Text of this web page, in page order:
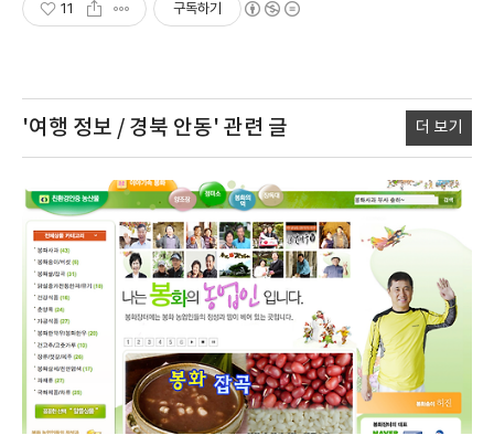
11 구독하기
'여행 정보 / 경북 안동' 관련 글 더 보기